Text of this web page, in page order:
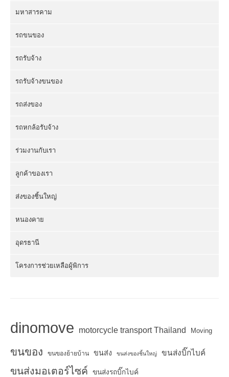
มหาสารคาม
รถขนของ
รถรับจ้าง
รถรับจ้างขนของ
รถส่งของ
รถหกล้อรับจ้าง
ร่วมงานกับเรา
ลูกค้าของเรา
ส่งของชิ้นใหญ่
หนองคาย
อุดรธานี
โครงการช่วยเหลือผู้พิการ
dinomove motorcycle transport Thailand Moving
ขนของ ขนของย้ายบ้าน ขนส่ง ขนส่งของชิ้นใหญ่ ขนส่งบิ๊กไบค์
ขนส่งมอเตอร์ไซค์ ขนส่งรถบิ๊กไบค์